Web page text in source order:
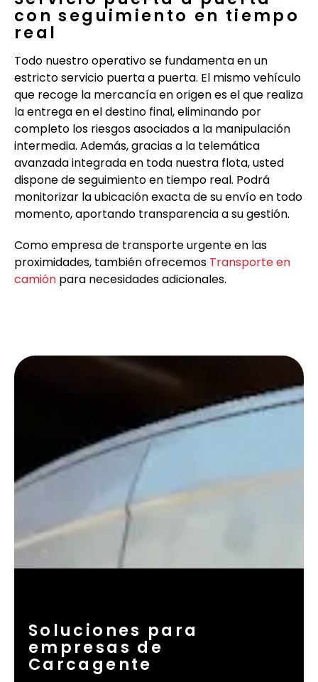
con seguimiento en tiempo
real
Todo nuestro operativo se fundamenta en un
estricto servicio puerta a puerta. El mismo vehículo
que recoge la mercancía en origen es el que realiza
la entrega en el destino final, eliminando por
completo los riesgos asociados a la manipulación
intermedia. Además, gracias a la telemática
avanzada integrada en toda nuestra flota, usted
dispone de seguimiento en tiempo real. Podrá
monitorizar la ubicación exacta de su envío en todo
momento, aportando transparencia a su gestión.
Como empresa de transporte urgente en las
proximidades, también ofrecemos Transporte en
camión para necesidades adicionales.
Soluciones para
empresas de
Carcagente